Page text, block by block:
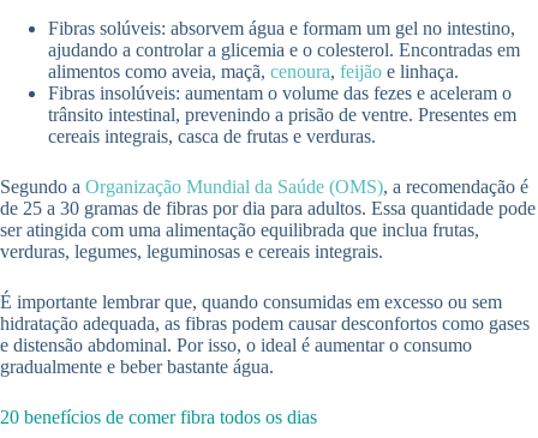
Fibras solúveis: absorvem água e formam um gel no intestino,
ajudando a controlar a glicemia e o colesterol. Encontradas em
alimentos como aveia, maçã, cenoura, feijão e linhaça.
Fibras insolúveis: aumentam o volume das fezes e aceleram o
trânsito intestinal, prevenindo a prisão de ventre. Presentes em
cereais integrais, casca de frutas e verduras.
Segundo a Organização Mundial da Saúde (OMS), a recomendação é
de 25 a 30 gramas de fibras por dia para adultos. Essa quantidade pode
ser atingida com uma alimentação equilibrada que inclua frutas,
verduras, legumes, leguminosas e cereais integrais.
É importante lembrar que, quando consumidas em excesso ou sem
hidratação adequada, as fibras podem causar desconfortos como gases
e distensão abdominal. Por isso, o ideal é aumentar o consumo
gradualmente e beber bastante água.
20 benefícios de comer fibra todos os dias